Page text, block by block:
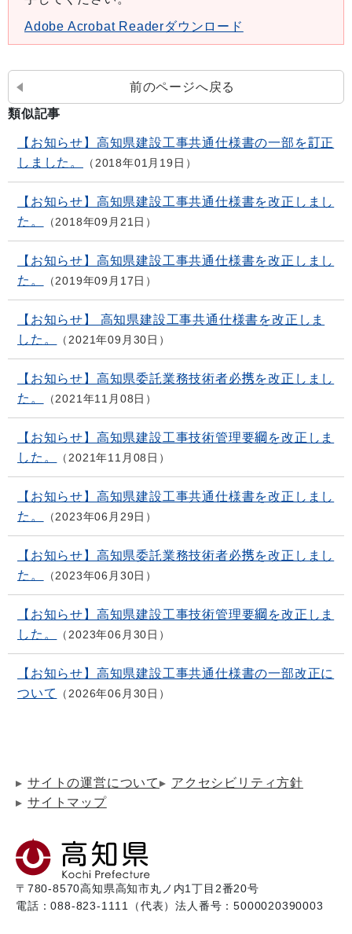
Adobe Acrobat Readerダウンロード
前のページへ戻る
類似記事
【お知らせ】高知県建設工事共通仕様書の一部を訂正
しました。
2018年01月19日
【お知らせ】高知県建設工事共通仕様書を改正しまし
た。
2018年09月21日
【お知らせ】高知県建設工事共通仕様書を改正しまし
た。
2019年09月17日
【お知らせ】 高知県建設工事共通仕様書を改正しま
した。
2021年09月30日
【お知らせ】高知県委託業務技術者必携を改正しまし
た。
2021年11月08日
【お知らせ】高知県建設工事技術管理要綱を改正しま
した。
2021年11月08日
【お知らせ】高知県建設工事共通仕様書を改正しまし
た。
2023年06月29日
【お知らせ】高知県委託業務技術者必携を改正しまし
た。
2023年06月30日
【お知らせ】高知県建設工事技術管理要綱を改正しま
した。
2023年06月30日
【お知らせ】高知県建設工事共通仕様書の一部改正に
ついて
2026年06月30日
サイトの運営について
アクセシビリティ方針
サイトマップ
〒780-8570高知県高知市丸ノ内1丁目2番20号
電話：088-823-1111（代表）法人番号：5000020390003